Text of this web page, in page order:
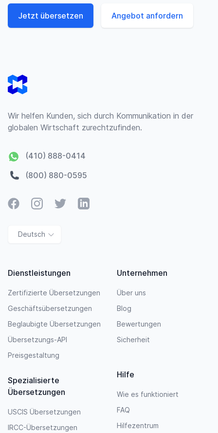
Jetzt übersetzen Angebot anfordern
Wir helfen Kunden, sich durch Kommunikation in der
globalen Wirtschaft zurechtzufinden.
(410) 888-0414
(800) 880-0595
FacebookInstagramTwitter LinkedIn
Deutsch
Dienstleistungen
Zertifizierte Übersetzungen
Geschäftsübersetzungen
Beglaubigte Übersetzungen
Übersetzungs-API
Preisgestaltung
Spezialisierte
Übersetzungen
USCIS Übersetzungen
IRCC-Übersetzungen
Unternehmen
Über uns
Blog
Bewertungen
Sicherheit
Hilfe
Wie es funktioniert
FAQ
Hilfezentrum